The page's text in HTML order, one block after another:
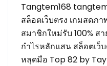
Tangtem168
สล็อตเว็บตรง เกมสดภ
สมาชิกใหม่รับ 100%
กำไรหลักแสน สล็อตเว็
หลุดมือ Top 82 by